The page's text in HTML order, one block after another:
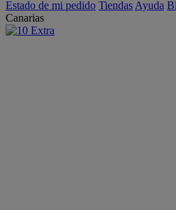
Estado de mi pedido Tiendas Ayuda
Canarias